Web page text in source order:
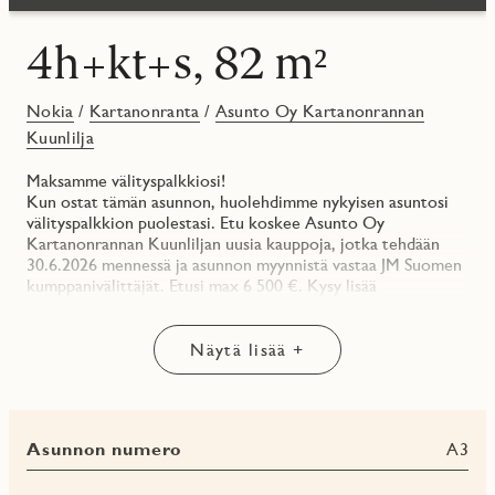
4h+kt+s, 82 m²
Nokia / Kartanonranta / Asunto Oy Kartanonrannan
Kuunlilja
Maksamme välityspalkkiosi!
Kun ostat tämän asunnon, huolehdimme nykyisen asuntosi
välityspalkkion puolestasi. Etu koskee Asunto Oy
Kartanonrannan Kuunliljan uusia kauppoja, jotka tehdään
30.6.2026 mennessä ja asunnon myynnistä vastaa JM Suomen
kumppanivälittäjät. Etusi max 6 500 €. Kysy lisää
Unelmien perheasunto upein järvinäkymin!
ruokapöytä ja olohuoneen monipuolinen kalustus –
seinäpintaa on esimerkiksi kirjahyllylle.
Näytä lisää +
Asunnon numero A3